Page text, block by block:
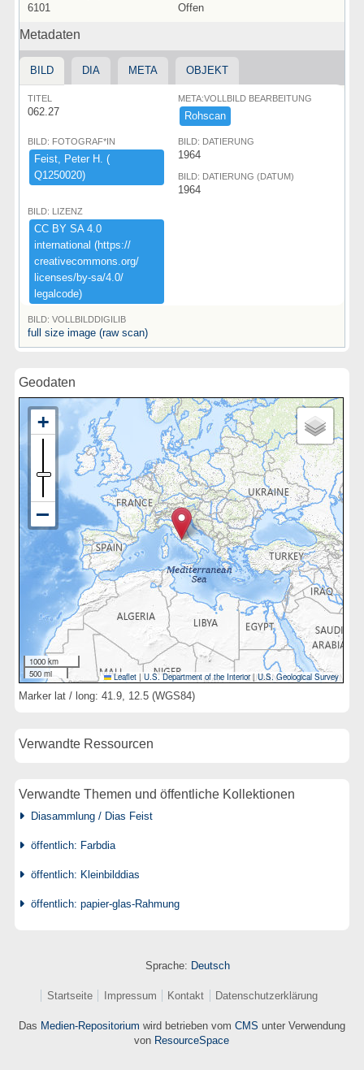
6101 Offen
Metadaten
BILD DIA META OBJEKT
TITEL
062.27
META:VOLLBILD BEARBEITUNG
Rohscan
BILD: FOTOGRAF*IN
Feist,​ ​Peter ​H.​ ​(​
Q1250020)​
BILD: DATIERUNG
1964
BILD: DATIERUNG (DATUM)
1964
BILD: LIZENZ
CC ​BY ​SA ​4.​0 ​
international ​(​https:​/​/​
creativecommons.​org/​
licenses/​by-​sa/​4.​0/​
legalcode)​
BILD: VOLLBILDDIGILIB
full size image (raw scan)
Geodaten
1000 km
500 mi
Leaflet | U.S. Department of the Interior|U.S. Geological Survey
Marker lat / long: 41.9, 12.5 (WGS84)
Verwandte Ressourcen
Verwandte Themen und öffentliche Kollektionen
Diasammlung / Dias Feist
öffentlich: Farbdia
öffentlich: Kleinbilddias
öffentlich: papier-glas-Rahmung
Sprache: Deutsch
Startseite Impressum Kontakt Datenschutzerklärung
Das Medien-Repositorium wird betrieben vom CMS unter Verwendung
von ResourceSpace